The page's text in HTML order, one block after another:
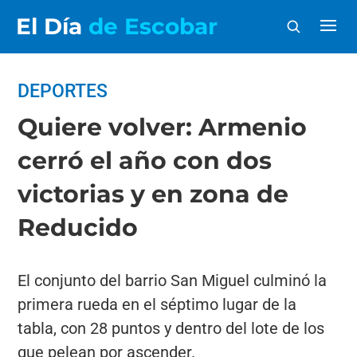
El Día de Escobar
DEPORTES
Quiere volver: Armenio
cerró el año con dos
victorias y en zona de
Reducido
El conjunto del barrio San Miguel culminó la
primera rueda en el séptimo lugar de la
tabla, con 28 puntos y dentro del lote de los
que pelean por ascender.